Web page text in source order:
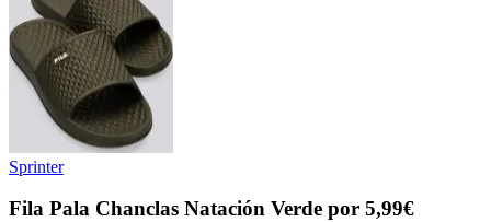
Sprinter
Fila Pala Chanclas Natación Verde por 5,99€